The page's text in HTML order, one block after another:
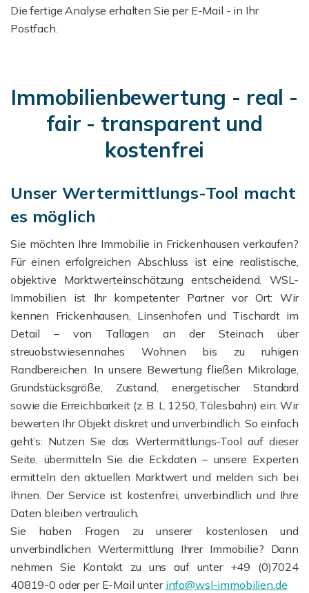
Die fertige Analyse erhalten Sie per E-Mail - in Ihr
Postfach.
Immobilienbewertung - real -
fair - transparent und
kostenfrei
Unser Wertermittlungs-Tool macht
es möglich
Sie möchten Ihre Immobilie in Frickenhausen verkaufen?
Für einen erfolgreichen Abschluss ist eine realistische,
objektive Marktwerteinschätzung entscheidend. WSL-
Immobilien ist Ihr kompetenter Partner vor Ort: Wir
kennen Frickenhausen, Linsenhofen und Tischardt im
Detail – von Tallagen an der Steinach über
streuobstwiesennahes Wohnen bis zu ruhigen
Randbereichen. In unsere Bewertung fließen Mikrolage,
Grundstücksgröße, Zustand, energetischer Standard
sowie die Erreichbarkeit (z. B. L 1250, Tälesbahn) ein. Wir
bewerten Ihr Objekt diskret und unverbindlich. So einfach
geht’s: Nutzen Sie das Wertermittlungs-Tool auf dieser
Seite, übermitteln Sie die Eckdaten – unsere Experten
ermitteln den aktuellen Marktwert und melden sich bei
Ihnen. Der Service ist kostenfrei, unverbindlich und Ihre
Daten bleiben vertraulich.
Sie haben Fragen zu unserer kostenlosen und
unverbindlichen Wertermittlung Ihrer Immobilie? Dann
nehmen Sie Kontakt zu uns auf unter +49 (0)7024
40819-0 oder per E-Mail unter info@wsl-immobilien.de